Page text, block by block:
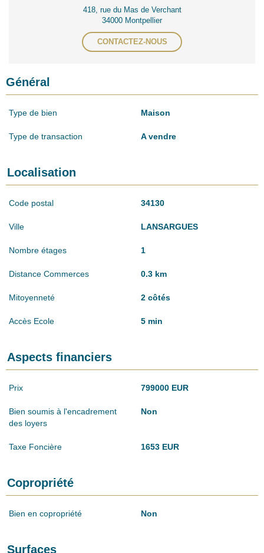
418, rue du Mas de Verchant
34000 Montpellier
CONTACTEZ-NOUS
Général
Type de bien Maison
Type de transaction A vendre
Localisation
Code postal 34130
Ville LANSARGUES
Nombre étages 1
Distance Commerces 0.3 km
Mitoyenneté 2 côtés
Accès Ecole 5 min
Aspects financiers
Prix 799000 EUR
Bien soumis à l'encadrement
des loyers
Non
Taxe Foncière 1653 EUR
Copropriété
Bien en copropriété Non
Surfaces